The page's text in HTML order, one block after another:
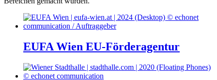
EUFA Wien EU-Förderagentur